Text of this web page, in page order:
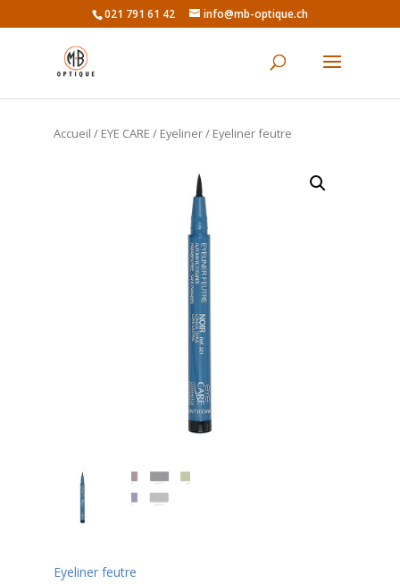
021 791 61 42 info@mb-optique.ch
Accueil / EYE CARE / Eyeliner/ Eyeliner feutre
Eyeliner feutre